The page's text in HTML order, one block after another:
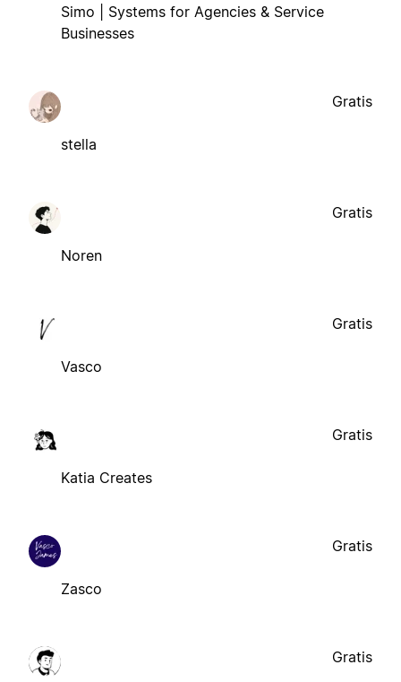
Simo | Systems for Agencies & Service
Businesses
stella
Gratis
Noren
Gratis
Vasco
Gratis
Katia Creates
Gratis
Zasco
Gratis
Gratis